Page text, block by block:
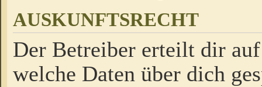
AUSKUNFTSRECHT
Der Betreiber erteilt dir
welche Daten über dich